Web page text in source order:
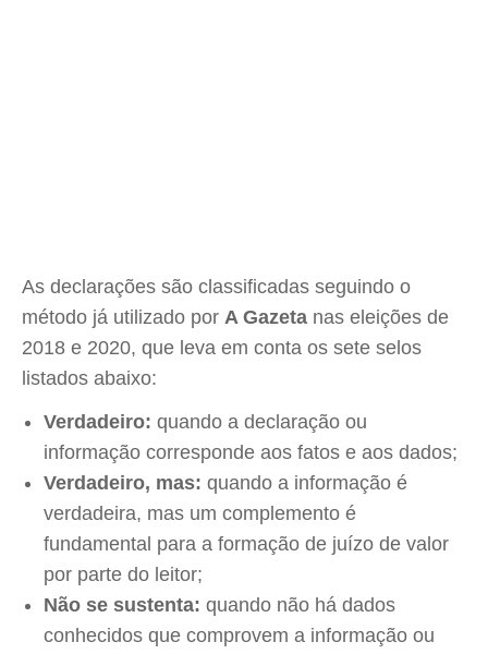
As declarações são classificadas seguindo o
método já utilizado por A Gazeta nas eleições de
2018 e 2020, que leva em conta os sete selos
listados abaixo:
Verdadeiro: quando a declaração ou
informação corresponde aos fatos e aos dados;
Verdadeiro, mas: quando a informação é
verdadeira, mas um complemento é
fundamental para a formação de juízo de valor
por parte do leitor;
Não se sustenta: quando não há dados
conhecidos que comprovem a informação ou